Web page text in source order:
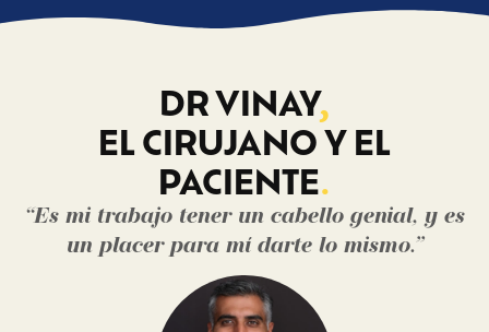
DR VINAY,
EL CIRUJANO Y EL
PACIENTE.
“Es mi trabajo tener un cabello genial, y es
un placer para mí darte lo mismo.”